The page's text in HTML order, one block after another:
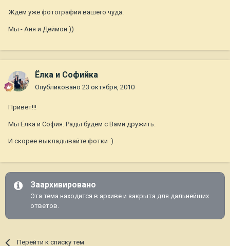
Ждём уже фотографий вашего чуда.
Мы - Аня и Деймон ))
Ёлка и Софийка
Опубликовано 23 октября, 2010
Привет!!!
Мы Ёлка и София. Рады будем с Вами дружить.
И скорее выкладывайте фотки :)
Заархивировано
Эта тема находится в архиве и закрыта для дальнейших
ответов.
Перейти к списку тем